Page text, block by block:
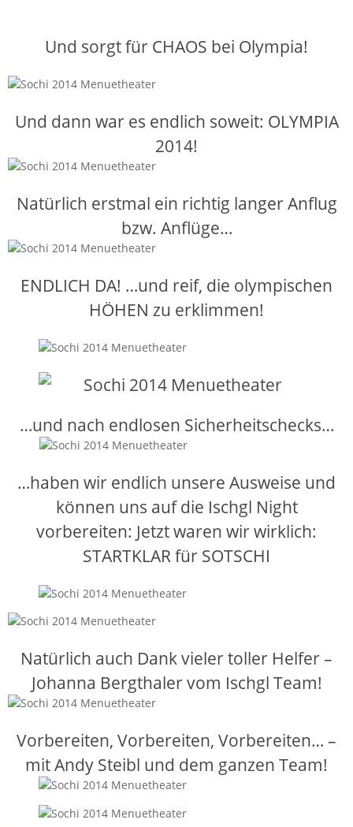
Und sorgt für CHAOS bei Olympia!
Und dann war es endlich soweit: OLYMPIA
2014!
Natürlich erstmal ein richtig langer Anflug
bzw. Anflüge…
ENDLICH DA! …und reif, die olympischen
HÖHEN zu erklimmen!
…und nach endlosen Sicherheitschecks…
…haben wir endlich unsere Ausweise und
können uns auf die Ischgl Night
vorbereiten: Jetzt waren wir wirklich:
STARTKLAR für SOTSCHI
Natürlich auch Dank vieler toller Helfer –
Johanna Bergthaler vom Ischgl Team!
Vorbereiten, Vorbereiten, Vorbereiten… –
mit Andy Steibl und dem ganzen Team!